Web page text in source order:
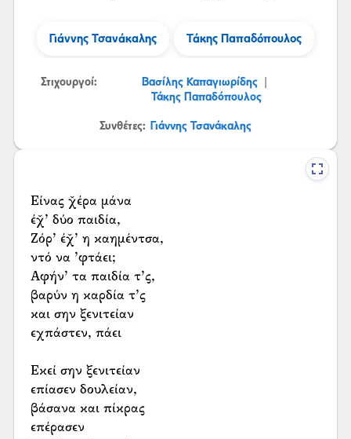
Γιάννης Τσανάκαλης Τάκης Παπαδόπουλος
Στιχουργοί: Βασίλης Καπαγιωρίδης
Τάκης Παπαδόπουλος
Συνθέτες: Γιάννης Τσανάκαλης
Είνας χ̌έρα μάνα
έχ̌’ δύο παιδία,
Ζόρ’ έχ̌’ η καημέντσα,
ντό να ’φτάει;
Αφήν’ τα παιδία τ’ς,
βαρύν η καρδία τ’ς
και σην ξενιτείαν
εχπάστεν, πάει
Εκεί σην ξενιτείαν
επίασεν δουλείαν,
βάσανα και πίκρας
επέρασεν